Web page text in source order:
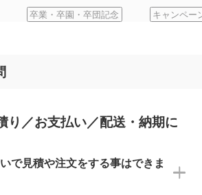
卒業・卒園・卒団記念 キャンペー
り／お支払い／配送・納期に
で見積や注文をする事はできま